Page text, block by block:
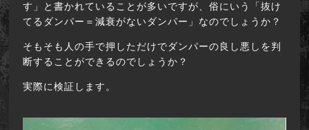
す」と書かれていることが多いですが、俗にいう「抜け
てるダンパー＝減衰がないダンパー」なのでしょうか？
そもそも人の手で押しただけでダンパーの良し悪しを判
断することができるのでしょうか？
実際に検証します。